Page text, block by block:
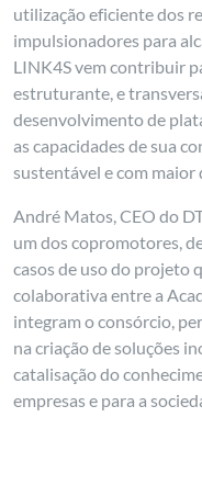
utilização eficiente dos
impulsionadores para
LINK4S vem contribuir
estruturante, e
desenvolvimento de
as capacidades de sua
sustentável e com maior
André Matos, CEO do
um dos copromotores,
casos de uso do projeto
colaborativa entre a
integram o consórcio,
na criação de soluções
catalisação do
empresas e para a